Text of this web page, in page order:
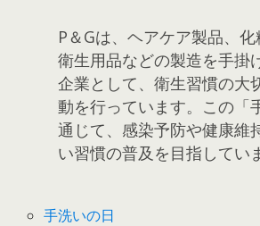
P＆Gは、ヘアケア製品、化
衛生用品などの製造を手掛
企業として、衛生習慣の大
動を行っています。この「
通じて、感染予防や健康維
い習慣の普及を目指してい
手洗いの日